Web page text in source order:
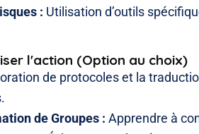
: Utilisation d’outils
l'action (Option au choix)
de protocoles et la
de Groupes : Apprendre à